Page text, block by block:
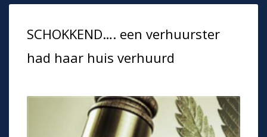
SCHOKKEND…. een verhuurster
had haar huis verhuurd